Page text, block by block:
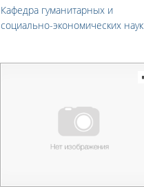
Кафедра гуманитарных и
социально-экономических наук